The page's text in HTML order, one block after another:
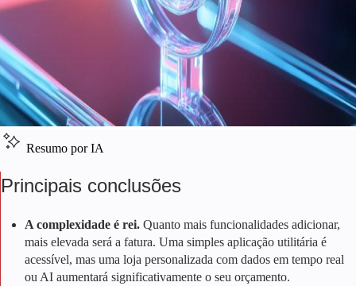
Resumo por IA
Principais conclusões
A complexidade é rei. Quanto mais funcionalidades adicionar,
mais elevada será a fatura. Uma simples aplicação utilitária é
acessível, mas uma loja personalizada com dados em tempo real
ou AI aumentará significativamente o seu orçamento.